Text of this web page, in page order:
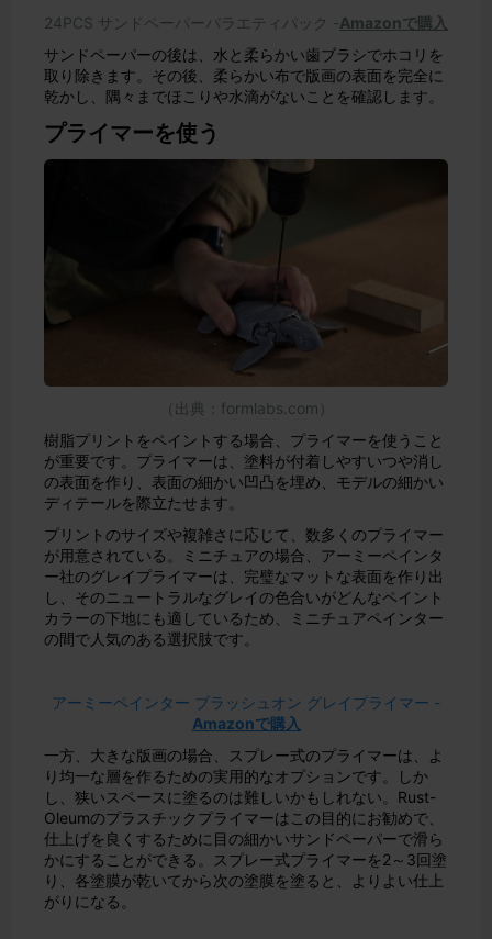
24PCS サンドペーパーバラエティパック -Amazonで購入
サンドペーパーの後は、水と柔らかい歯ブラシでホコリを
取り除きます。その後、柔らかい布で版画の表面を完全に
乾かし、隅々までほこりや水滴がないことを確認します。
プライマーを使う
（出典：formlabs.com）
樹脂プリントをペイントする場合、プライマーを使うこと
が重要です。プライマーは、塗料が付着しやすいつや消し
の表面を作り、表面の細かい凹凸を埋め、モデルの細かい
ディテールを際立たせます。
プリントのサイズや複雑さに応じて、数多くのプライマー
が用意されている。ミニチュアの場合、アーミーペインタ
ー社のグレイプライマーは、完璧なマットな表面を作り出
し、そのニュートラルなグレイの色合いがどんなペイント
カラーの下地にも適しているため、ミニチュアペインター
の間で人気のある選択肢です。
アーミーペインター ブラッシュオン グレイプライマー -
Amazonで購入
一方、大きな版画の場合、スプレー式のプライマーは、よ
り均一な層を作るための実用的なオプションです。しか
し、狭いスペースに塗るのは難しいかもしれない。Rust-
Oleumのプラスチックプライマーはこの目的にお勧めで、
仕上げを良くするために目の細かいサンドペーパーで滑ら
かにすることができる。スプレー式プライマーを2～3回塗
り、各塗膜が乾いてから次の塗膜を塗ると、よりよい仕上
がりになる。